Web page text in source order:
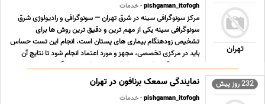
تهران
pishgaman_itofogh- خدمات
مرکز سونوگرافی سینه در شرق تهران — سونوگرافی و رادیولوژی شرق
سونوگرافی سینه یکی از مهم ترین و دقیق ترین روش ها برای
تشخیص زودهنگام بیماری های پستان است. انجام این تست حساس
باید در مرکزی تخصصی، مجهز و مورد اعتماد انجام شود تا نتایج آن
بیشترین دقت و کمترین خطا را داشته باشد. سونوگر ... ...
232 روز پیش نمایندگی سمعک برنافون در تهران
pishgaman_itofogh- خدمات